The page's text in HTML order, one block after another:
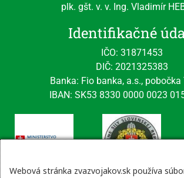
plk. gšt. v. v. Ing. Vladimír
Identifikačné
IČO: 31871453
DIČ: 2021325383
Banka: Fio banka, a.s., pobočka
IBAN: SK53 8330 0000 0023
Webová stránka zvazvojakov.sk používa